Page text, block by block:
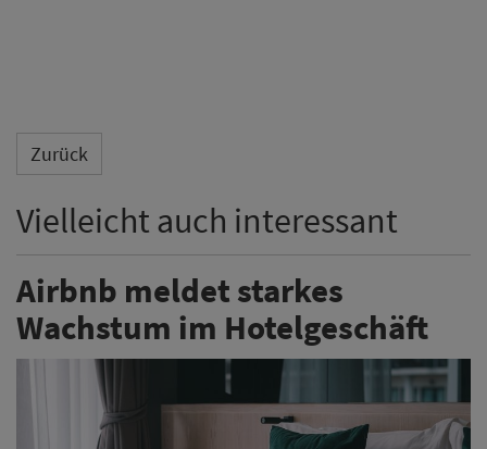
Zurück
Vielleicht auch interessant
Airbnb meldet starkes
Wachstum im Hotelgeschäft